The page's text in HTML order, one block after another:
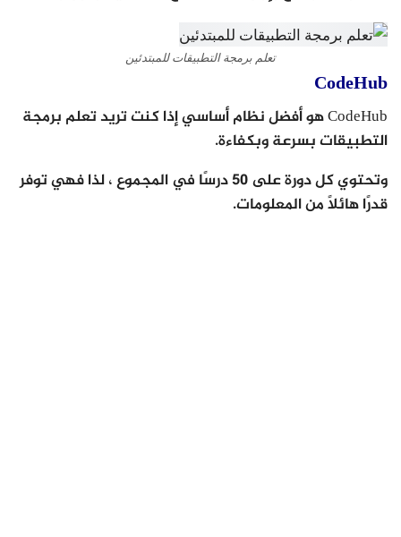
تعلم برمجة التطبيقات للمبتدئين
CodeHub
CodeHub هو أفضل نظام أساسي إذا كنت تريد تعلم برمجة
التطبيقات بسرعة وبكفاءة.
وتحتوي كل دورة على 50 درسًا في المجموع ، لذا فهي توفر
قدرًا هائلاً من المعلومات.